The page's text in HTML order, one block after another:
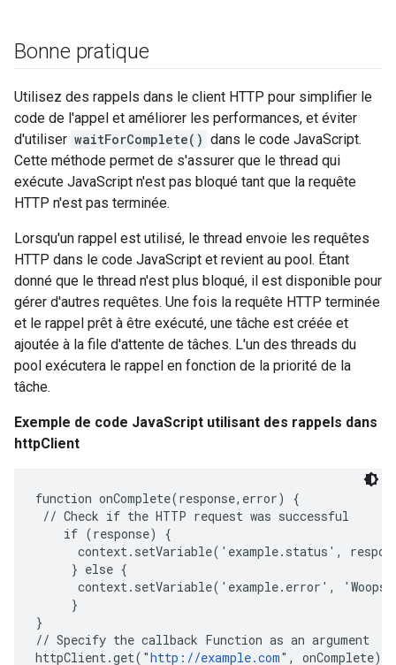
Bonne pratique
Utilisez des rappels dans le client HTTP pour simplifier le
code de l'appel et améliorer les performances, et éviter
d'utiliser waitForComplete() dans le code JavaScript.
Cette méthode permet de s'assurer que le thread qui
exécute JavaScript n'est pas bloqué tant que la requête
HTTP n'est pas terminée.
Lorsqu'un rappel est utilisé, le thread envoie les requêtes
HTTP dans le code JavaScript et revient au pool. Étant
donné que le thread n'est plus bloqué, il est disponible pour
gérer d'autres requêtes. Une fois la requête HTTP terminée
et le rappel prêt à être exécuté, une tâche est créée et
ajoutée à la file d'attente de tâches. L'un des threads du
pool exécutera le rappel en fonction de la priorité de la
tâche.
Exemple de code JavaScript utilisant des rappels dans
httpClient
function onComplete(response,error) {
// Check if the HTTP request was successful
    if (response) {
context.setVariable('example.status',
     } else {
context.setVariable('example.error',
     }
}
// Specify the callback Function as an argument
httpClient.get("http://example.com